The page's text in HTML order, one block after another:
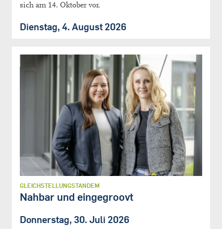
sich am 14. Oktober vor.
Dienstag, 4. August 2026
GLEICHSTELLUNGSTANDEM
Nahbar und eingegroovt
Donnerstag, 30. Juli 2026